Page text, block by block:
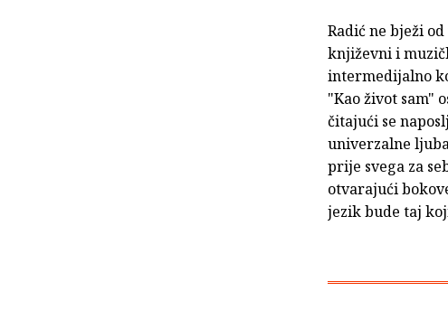
Radić ne bježi
književni i
intermedijalno
"Kao život sam"
čitajući se
univerzalne
prije svega za
otvarajući
jezik bude taj